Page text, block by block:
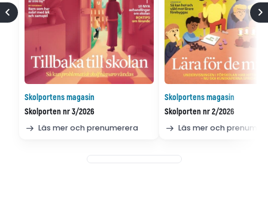
Skolportens magasin
Skolporten nr 3/2026
Läs mer och prenumerera
Skolportens magasin
Skolporten nr 2/2026
Läs mer och